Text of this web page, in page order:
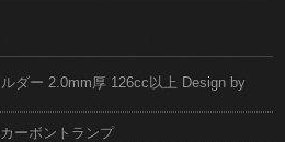
ダー 2.0mm厚 126cc以上 Design by
ーボントランプ